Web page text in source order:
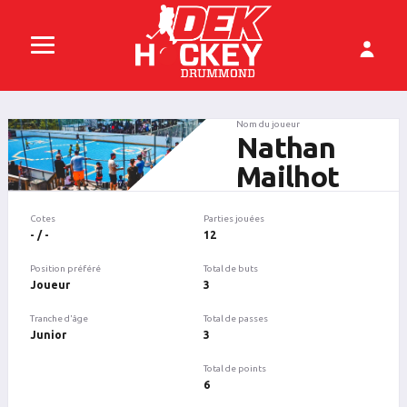
Nom du joueur
Nathan
Mailhot
Cotes
- / -
Position préféré
Joueur
Tranche d'âge
Junior
Parties jouées
12
Total de buts
3
Total de passes
3
Total de points
6